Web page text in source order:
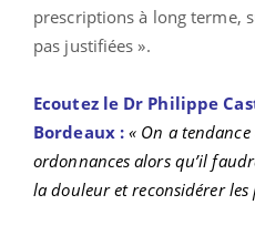
prescriptions à long terme,
pas justifiées ».
Ecoutez le Dr Philippe
Bordeaux :« On a
ordonnances alors qu’il
la douleur et reconsidérer les